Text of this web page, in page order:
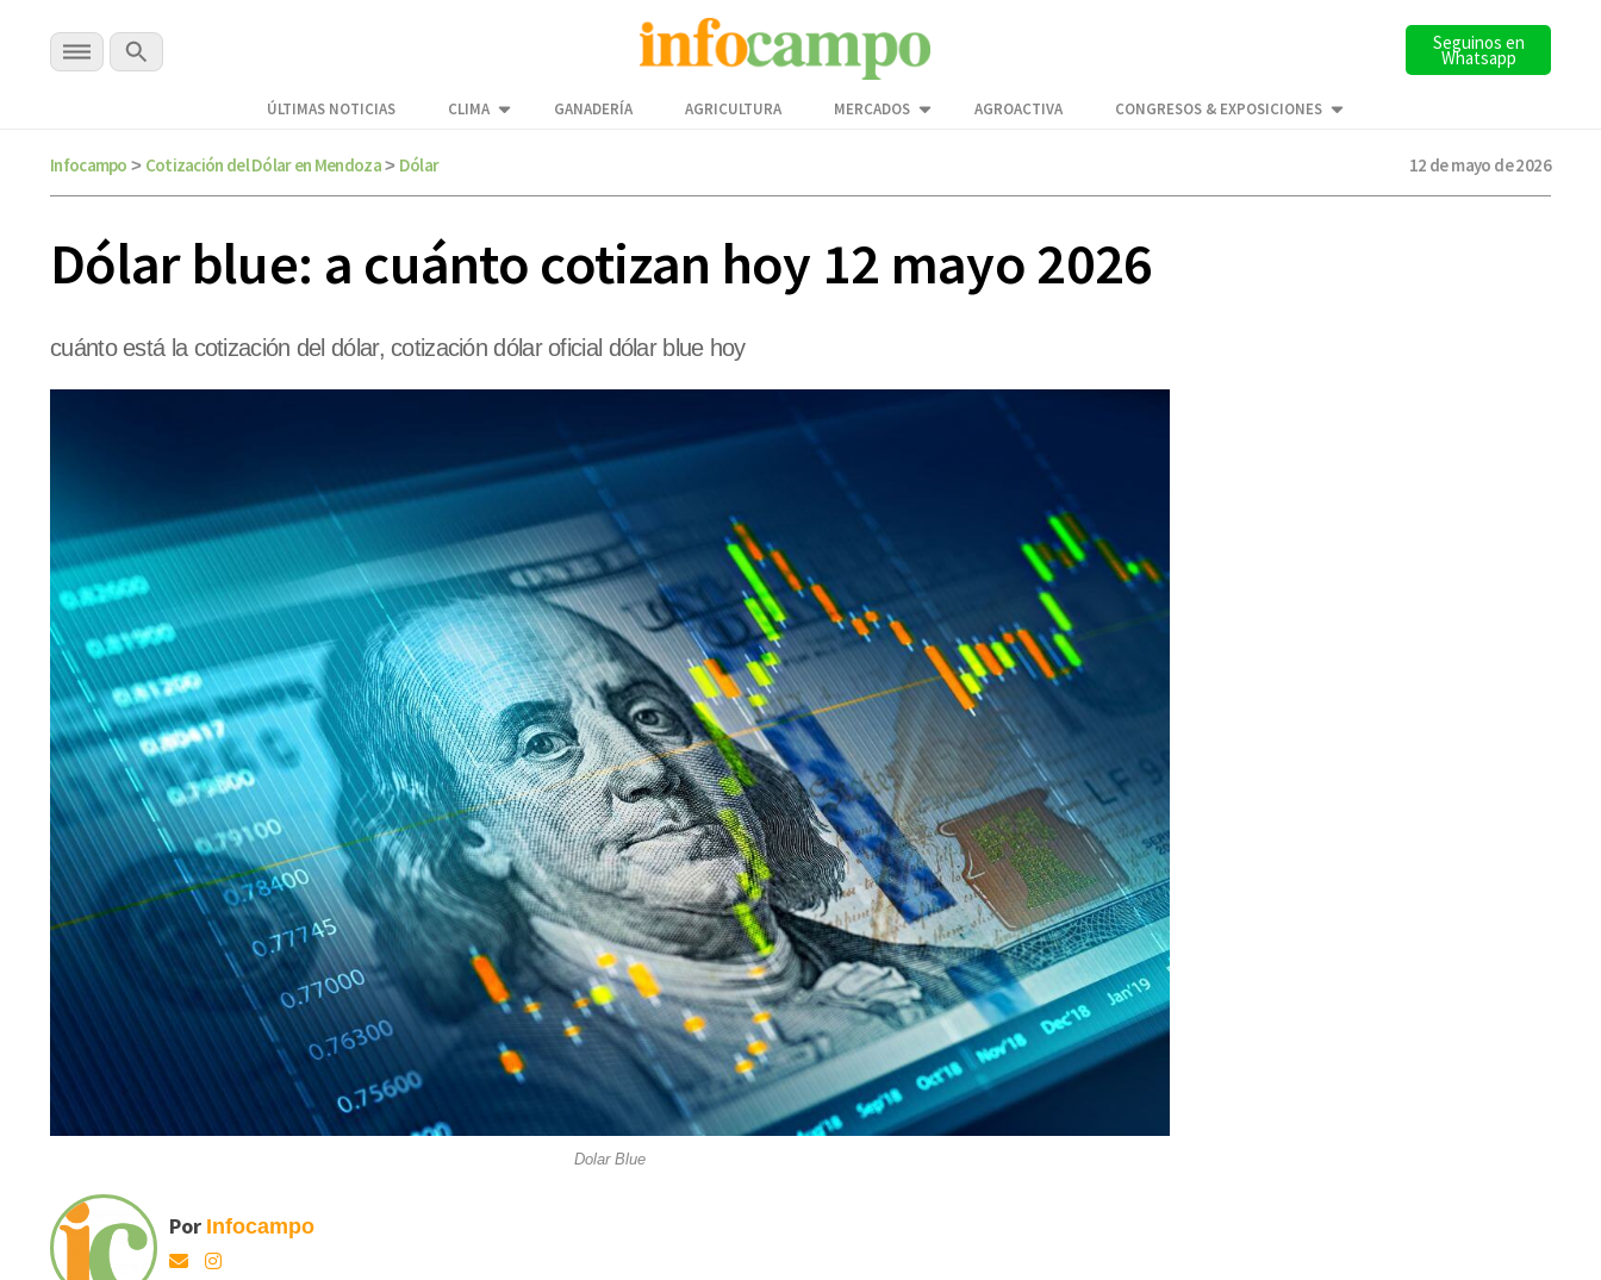
Seguinos en
Whatsapp
ÚLTIMAS NOTICIAS CLIMA GANADERÍA AGRICULTURA MERCADOS AGROACTIVA CONGRESOS & EXPOSICIONES
Infocampo > Cotización del Dólar en Mendoza> Dólar 12 de mayo de 2026
Dólar blue: a cuánto cotizan hoy 12 mayo 2026
cuánto está la cotización del dólar, cotización dólar oficial dólar blue hoy
Dolar Blue
Por Infocampo